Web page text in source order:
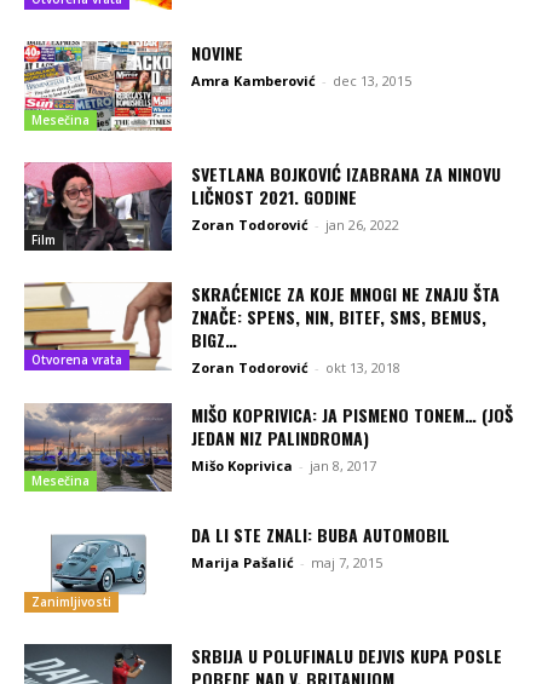
Mesečina
NOVINE
Amra Kamberović - dec 13, 2015
Film
SVETLANA BOJKOVIĆ IZABRANA ZA NINOVU
LIČNOST 2021. GODINE
Zoran Todorović - jan 26, 2022
Otvorena vrata
SKRAĆENICE ZA KOJE MNOGI NE ZNAJU ŠTA
ZNAČE: SPENS, NIN, BITEF, SMS, BEMUS,
BIGZ…
Zoran Todorović - okt 13, 2018
Mesečina
MIŠO KOPRIVICA: JA PISMENO TONEM… (JOŠ
JEDAN NIZ PALINDROMA)
Mišo Koprivica - jan 8, 2017
Zanimljivosti
DA LI STE ZNALI: BUBA AUTOMOBIL
Marija Pašalić - maj 7, 2015
SRBIJA U POLUFINALU DEJVIS KUPA POSLE
POBEDE NAD V. BRITANIJOM